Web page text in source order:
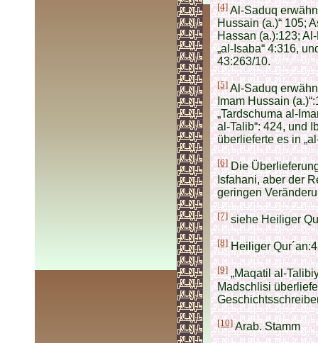
[4]Al-Saduq
Hussain (a.)“ 105;
Hassan (a.):123;
„al-Isaba“ 4:316,
43:263/10.
[5]Al-Saduq
Imam Hussain
„Tardschuma al-
al-Talib“: 424, und
überlieferte es in
[6]Die
Isfahani, aber der
geringen
[7]siehe Heiliger
[8]Heiliger
[9]„Maqatil al-
Madschlisi
[10]Arab. Stamm